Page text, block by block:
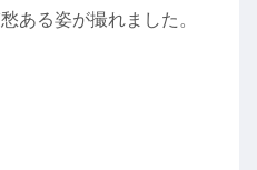
ある姿が撮れました。